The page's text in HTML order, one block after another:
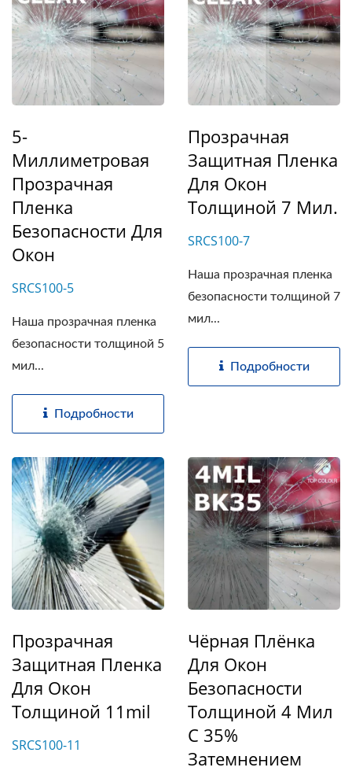
5-
Миллиметровая
Прозрачная
Пленка
Безопасности Для
Окон
SRCS100-5
Наша прозрачная пленка
безопасности толщиной 5
мил...
Подробности
Прозрачная
Защитная Пленка
Для Окон
Толщиной 7 Мил.
SRCS100-7
Наша прозрачная пленка
безопасности толщиной 7
мил...
Подробности
Прозрачная
Защитная Пленка
Для Окон
Толщиной 11mil
SRCS100-11
Чёрная Плёнка
Для Окон
Безопасности
Толщиной 4 Мил
С 35%
Затемнением